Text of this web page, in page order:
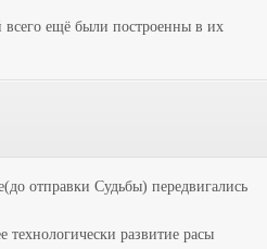
всего ещё были построенны в их
отправки Судьбы) передвигались
технологически развитие расы